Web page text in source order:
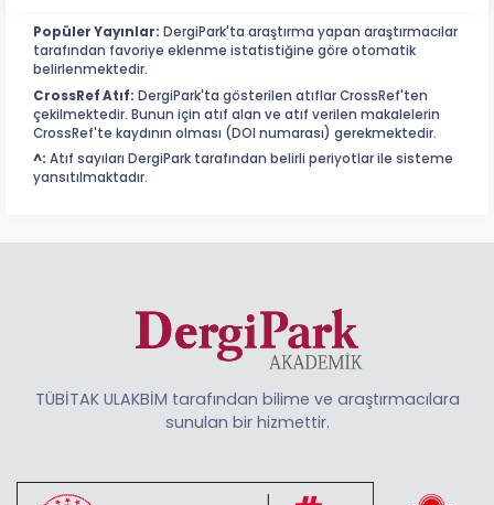
Popüler Yayınlar: DergiPark'ta araştırma yapan araştırmacılar
tarafından favoriye eklenme istatistiğine göre otomatik
belirlenmektedir.
CrossRef Atıf: DergiPark'ta gösterilen atıflar CrossRef'ten
çekilmektedir. Bunun için atıf alan ve atıf verilen makalelerin
CrossRef'te kaydının olması (DOI numarası) gerekmektedir.
^: Atıf sayıları DergiPark tarafından belirli periyotlar ile sisteme
yansıtılmaktadır.
TÜBİTAK ULAKBİM tarafından bilime ve araştırmacılara
sunulan bir hizmettir.